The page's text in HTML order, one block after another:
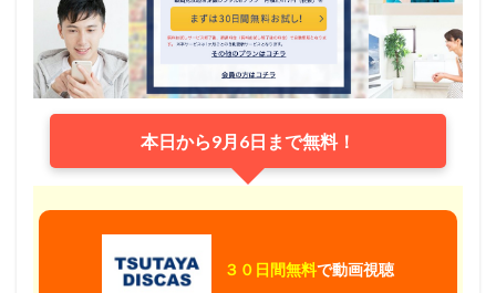
本日から9月6日まで無料！
３０日間無料で動画視聴